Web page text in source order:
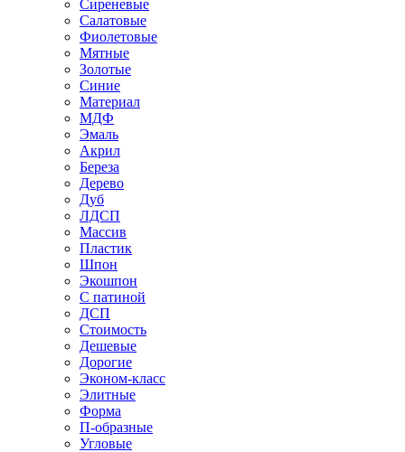
Сиреневые
Салатовые
Фиолетовые
Мятные
Золотые
Синие
Материал
МДФ
Эмаль
Акрил
Береза
Дерево
Дуб
ЛДСП
Массив
Пластик
Шпон
Экошпон
С патиной
ДСП
Стоимость
Дешевые
Дорогие
Эконом-класс
Элитные
Форма
П-образные
Угловые